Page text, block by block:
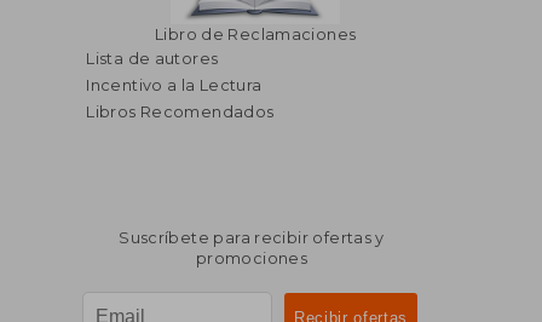
Libro de Reclamaciones
Lista de autores
Incentivo a la Lectura
Libros Recomendados
Suscríbete para recibir ofertas y
promociones